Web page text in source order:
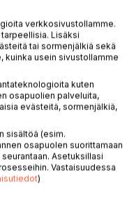
kipujen takia
missä häneltä
Viikkoa
myelooma,
vuoden lopulla tehtiin
lääkehoitoja. Lääkäri
siitä huolimatta
eteenpäin, päivän
sairauden
verkkosivustollamme.
Lisäksi
tai sormenjälkiä sekä
kuinka usein sivustollamme
kuten
osapuolien palveluita,
evästeitä, sormenjälkiä,
sisältöä (esim.
osapuolen suorittamaan
Asetuksillasi
Vastaisuudessa
)